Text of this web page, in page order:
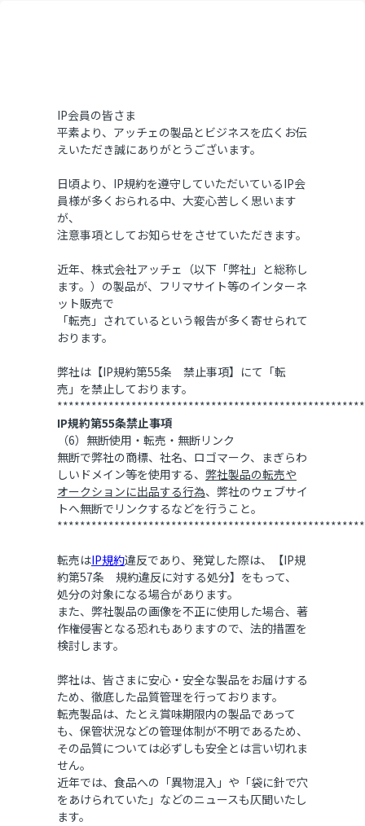
IP会員の皆さま
平素より、アッチェの製品とビジネスを広くお伝
えいただき誠にありがとうございます。
日頃より、IP規約を遵守していただいているIP会
員様が多くおられる中、大変心苦しく思います
が、
注意事項としてお知らせをさせていただきます。
近年、株式会社アッチェ（以下「弊社」と総称し
ます。）の製品が、フリマサイト等のインターネ
ット販売で
「転売」されているという報告が多く寄せられて
おります。
弊社は【IP規約第55条 禁止事項】にて「転
売」を禁止しております。
IP規約第55条禁止事項
（6）無断使用・転売・無断リンク
無断で弊社の商標、社名、ロゴマーク、まぎらわ
しいドメイン等を使用する、 弊社製品の転売や
オークションに出品する行為、弊社のウェブサイ
トへ無断でリンクするなどを行うこと。
転売はIP規約違反であり、発覚した際は、【IP規
約第57条 規約違反に対する処分】をもって、
処分の対象になる場合があります。
また、弊社製品の画像を不正に使用した場合、著
作権侵害となる恐れもありますので、法的措置を
検討します。
弊社は、皆さまに安心・安全な製品をお届けする
ため、徹底した品質管理を行っております。
転売製品は、たとえ賞味期限内の製品であって
も、保管状況などの管理体制が不明であるため、
その品質については必ずしも安全とは言い切れま
せん。
近年では、食品への「異物混入」や「袋に針で穴
をあけられていた」などのニュースも仄聞いたし
ます。